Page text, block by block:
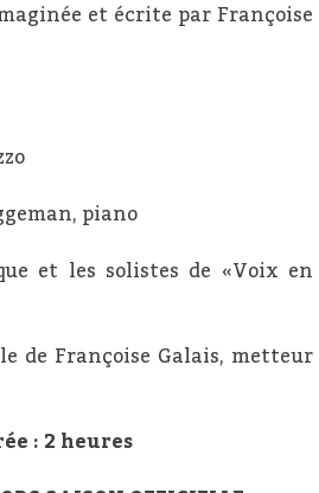
et écrite par Françoise
piano
et les solistes de «Voix en
de Françoise Galais, metteur
: 2 heures